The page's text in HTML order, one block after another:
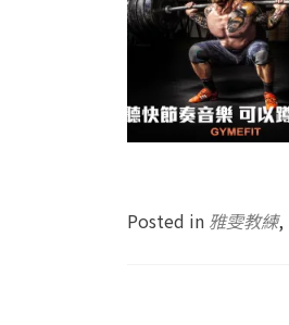
Posted in 雅雯教練,